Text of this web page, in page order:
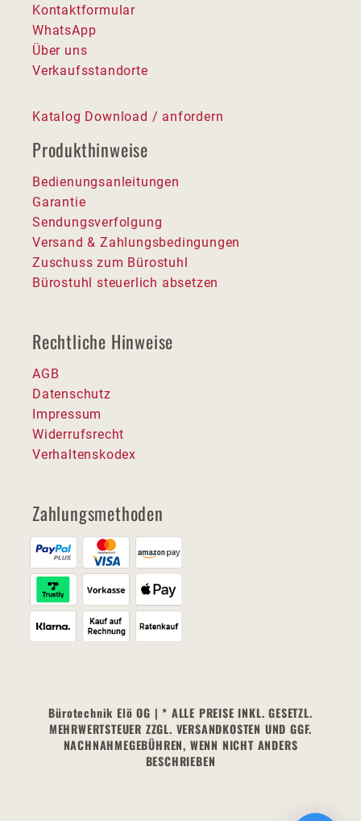
Kontaktformular
WhatsApp
Über uns
Verkaufsstandorte
Katalog Download / anfordern
Produkthinweise
Bedienungsanleitungen
Garantie
Sendungsverfolgung
Versand & Zahlungsbedingungen
Zuschuss zum Bürostuhl
Bürostuhl steuerlich absetzen
Rechtliche Hinweise
AGB
Datenschutz
Impressum
Widerrufsrecht
Verhaltenskodex
Zahlungsmethoden
Bürotechnik Elö OG | * ALLE PREISE INKL. GESETZL.
MEHRWERTSTEUER ZZGL. VERSANDKOSTEN UND GGF.
NACHNAHMEGEBÜHREN, WENN NICHT ANDERS
BESCHRIEBEN